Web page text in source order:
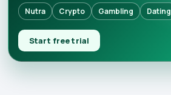
Nutra Crypto Gambling Dating
Start free trial